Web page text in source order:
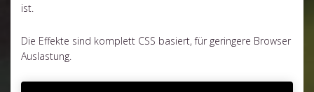
ist.
Die Effekte sind komplett CSS basiert, für geringere Browser
Auslastung.